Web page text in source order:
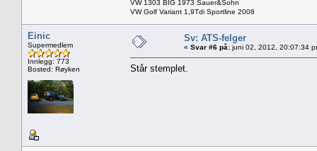
VW 1303 BIG 1973 Sauer&Sohn
VW Golf Variant 1,9Tdi Sportline 2008
Einic
Supermedlem
Innlegg: 773
Bosted: Røyken
Sv: ATS-felger
« Svar #6 på: juni 02, 2012, 20:07:34
Står stemplet.